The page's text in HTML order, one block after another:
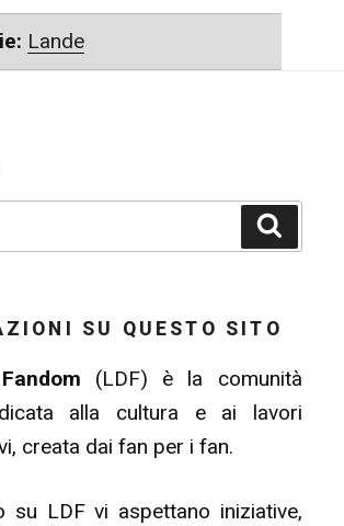
Lande
SU QUESTO SITO
(LDF) è la comunità
alla cultura e ai lavori
creata dai fan per i fan.
su LDF vi aspettano iniziative,